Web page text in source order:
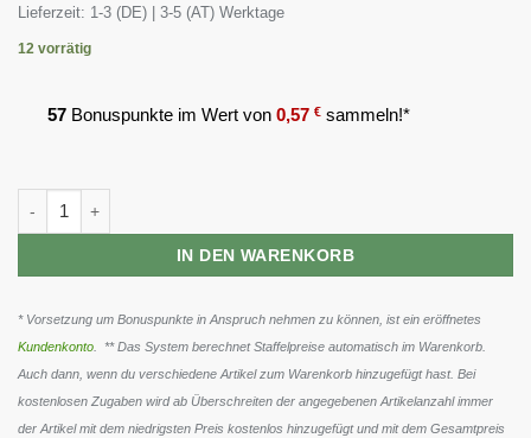
Lieferzeit: 1-3 (DE) | 3-5 (AT) Werktage
12 vorrätig
57 Bonuspunkte im Wert von 0,57 € sammeln!*
Life Extension Glutathione 500mg 60 Kapseln Menge
IN DEN WARENKORB
* Vorsetzung um Bonuspunkte in Anspruch nehmen zu können, ist ein eröffnetes
Kundenkonto . ** Das System berechnet Staffelpreise automatisch im Warenkorb.
Auch dann, wenn du verschiedene Artikel zum Warenkorb hinzugefügt hast. Bei
kostenlosen Zugaben wird ab Überschreiten der angegebenen Artikelanzahl immer
der Artikel mit dem niedrigsten Preis kostenlos hinzugefügt und mit dem Gesamtpreis